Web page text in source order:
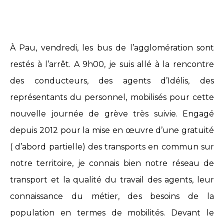
À Pau, vendredi, les bus de l’agglomération sont
restés à l’arrêt. A 9h00, je suis allé à la rencontre
des conducteurs, des agents d’Idélis, des
représentants du personnel, mobilisés pour cette
nouvelle journée de grève très suivie. Engagé
depuis 2012 pour la mise en œuvre d’une gratuité
( d’abord partielle) des transports en commun sur
notre territoire, je connais bien notre réseau de
transport et la qualité du travail des agents, leur
connaissance du métier, des besoins de la
population en termes de mobilités. Devant le